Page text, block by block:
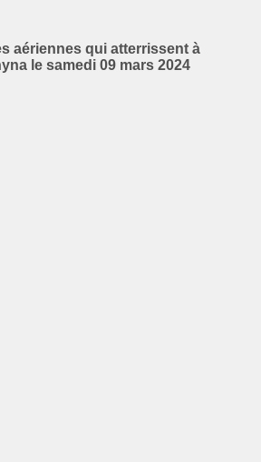
aériennes qui atterrissent à
le samedi 09 mars 2024